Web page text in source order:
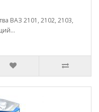
ВАЗ 2101, 2102, 2103,